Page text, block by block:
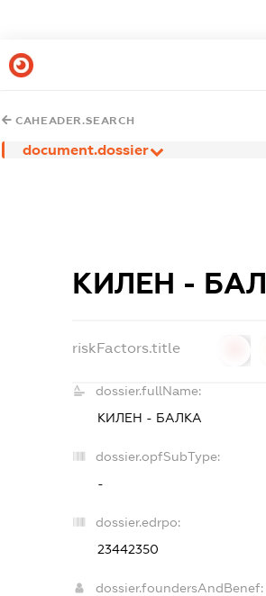
CAHEADER.SEARCH
document.dossier
КИЛЕН -
riskFactors.title
dossier.fullName:
КИЛЕН - БАЛКА
dossier.opfSubType:
-
dossier.edrpo:
23442350
dossier.foundersAndBenef: